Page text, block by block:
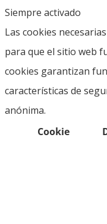
Siempre activado
Las cookies
para que el sitio web
cookies garantizan
características de
anónima.
Cookie